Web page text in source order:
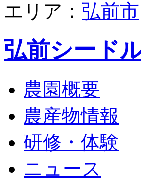
エリア： 弘前市
弘前シード
農園概要
農産物情報
研修・体験
ニュース